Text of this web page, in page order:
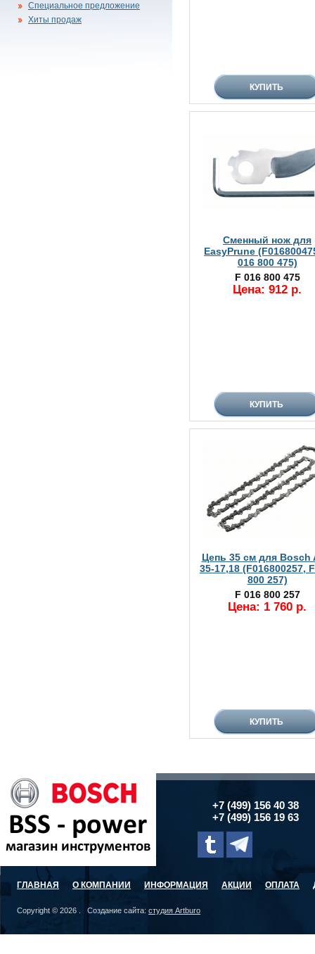
Специальное предложение
Хиты продаж
Сменный нож для
EasyPrune
016 800 475)
F 016 800 475
Цена: 912 р.
Цепь 35 см для Bosch
35-17,18 (F016800257,
800 257)
F 016 800 257
Цена: 1 760 р.
+7 (499) 156 40 38
+7 (499) 156 19 63
ГЛАВНАЯ О КОМПАНИИ ИНФОРМАЦИЯ АКЦИИ ОПЛАТА
Copyright © 2026 . Создание сайта: студия Artburo